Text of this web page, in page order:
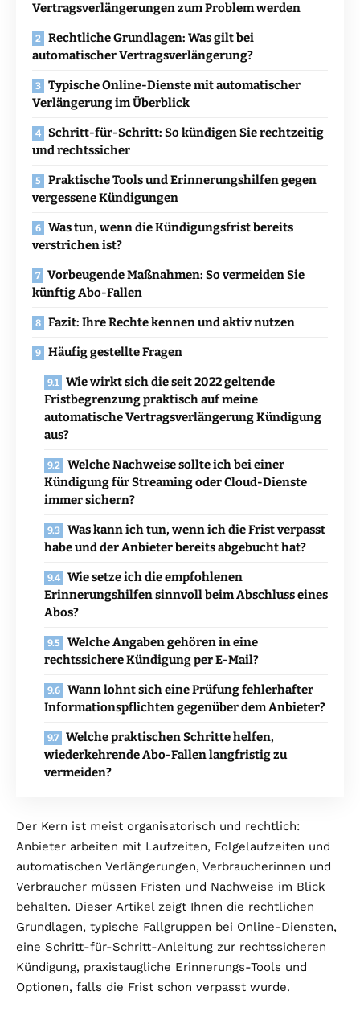
Vertragsverlängerungen zum Problem werden
Rechtliche Grundlagen: Was gilt bei
automatischer Vertragsverlängerung?
Typische Online-Dienste mit automatischer
Verlängerung im Überblick
Schritt-für-Schritt: So kündigen Sie rechtzeitig
und rechtssicher
Praktische Tools und Erinnerungshilfen gegen
vergessene Kündigungen
Was tun, wenn die Kündigungsfrist bereits
verstrichen ist?
Vorbeugende Maßnahmen: So vermeiden Sie
künftig Abo-Fallen
Fazit: Ihre Rechte kennen und aktiv nutzen
Häufig gestellte Fragen
Wie wirkt sich die seit 2022 geltende
Fristbegrenzung praktisch auf meine
automatische Vertragsverlängerung Kündigung
aus?
Welche Nachweise sollte ich bei einer
Kündigung für Streaming oder Cloud-Dienste
immer sichern?
Was kann ich tun, wenn ich die Frist verpasst
habe und der Anbieter bereits abgebucht hat?
Wie setze ich die empfohlenen
Erinnerungshilfen sinnvoll beim Abschluss eines
Abos?
Welche Angaben gehören in eine
rechtssichere Kündigung per E-Mail?
Wann lohnt sich eine Prüfung fehlerhafter
Informationspflichten gegenüber dem Anbieter?
Welche praktischen Schritte helfen,
wiederkehrende Abo-Fallen langfristig zu
vermeiden?
Der Kern ist meist organisatorisch und rechtlich:
Anbieter arbeiten mit Laufzeiten, Folgelaufzeiten und
automatischen Verlängerungen, Verbraucherinnen und
Verbraucher müssen Fristen und Nachweise im Blick
behalten. Dieser Artikel zeigt Ihnen die rechtlichen
Grundlagen, typische Fallgruppen bei Online-Diensten,
eine Schritt-für-Schritt-Anleitung zur rechtssicheren
Kündigung, praxistaugliche Erinnerungs-Tools und
Optionen, falls die Frist schon verpasst wurde.